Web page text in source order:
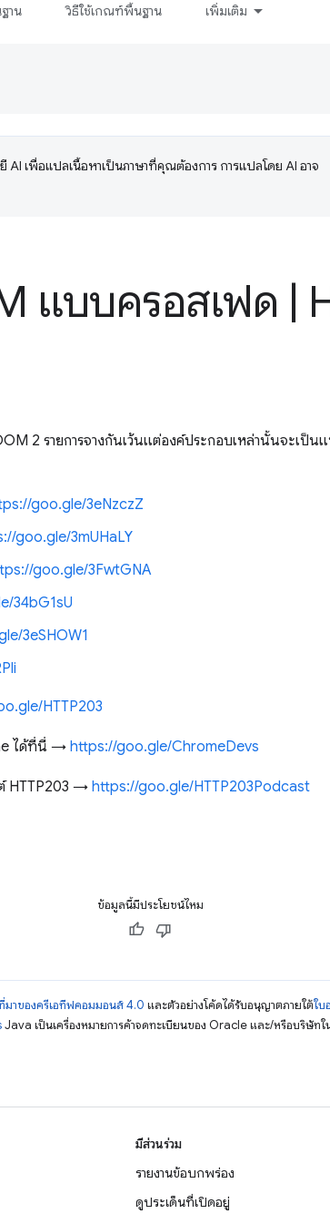
าน วิธีใช้เกณฑ์พื้นฐาน เพิ่มเติม
AI เพื่อแปลเนื้อหาเป็นภาษาที่คุณต้องการ การแปลโดย AI อาจ
แบบครอสเฟด
2 รายการจางกันเว้นแต่องค์ประกอบเหล่านั้นจะเป็
goo.gle/3eNzczZ
goo.gle/3mUHaLY
goo.gle/3FwtGNA
34bG1sU
3eSHOW1
HTTP203
ได้ที่นี่ →https://goo.gle/ChromeDevs
HTTP203 → https://goo.gle/HTTP203Podcast
ข้อมูลนี้มีประโยชน์ไหม
มาของครีเอทีฟคอมมอนส์ 4.0 และตัวอย่างโค้ดได้รับอนุญาตภายใต้ใบ
Java เป็นเครื่องหมายการค้าจดทะเบียนของ Oracle และ/หรือบริษัทใ
มีส่วนร่วม
รายงานข้อบกพร่อง
ดูประเด็นที่เปิดอยู่